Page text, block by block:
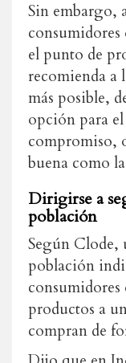
Sin embargo,
el punto de
recomienda a
más posible,
opción para
compromiso,
buena como
Dirigirse a
población
Según Clode,
población
consumidores
productos a
compran de